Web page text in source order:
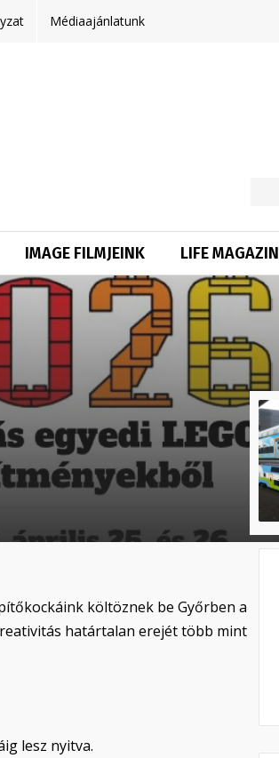
Médiaajánlatunk
IMAGE FILMJEINK LIFE MAGAZIN
költöznek be Győrben a
határtalan erejét több mint
lesz nyitva.